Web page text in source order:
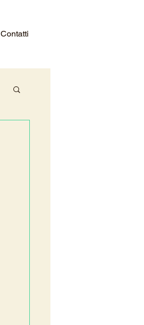
Contatti